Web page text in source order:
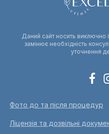
Даний сайт носить виключно
замінює необхідність
уточнення
Фото до та після процедур
Ліцензія та дозвільні